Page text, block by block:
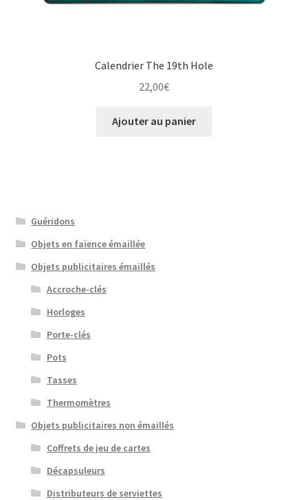
Calendrier The 19th Hole
22,00€
Ajouter au panier
Guéridons
Objets en faïence émaillée
Objets publicitaires émaillés
Accroche-clés
Horloges
Porte-clés
Pots
Tasses
Thermomètres
Objets publicitaires non émaillés
Coffrets de jeu de cartes
Décapsuleurs
Distributeurs de serviettes